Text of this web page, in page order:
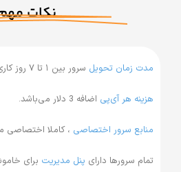
نکات مهم
تحویل سرور بین ۱ تا ۷ روز کاری.
هر آی‌پیاضافه 3 دلار می‌باشد.
سرور اختصاصی، کاملا اختصاصی می‌باشد.
دارایپنل مدیریت برای خاموش،روشن و